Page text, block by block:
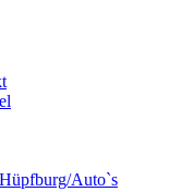
Auto`s